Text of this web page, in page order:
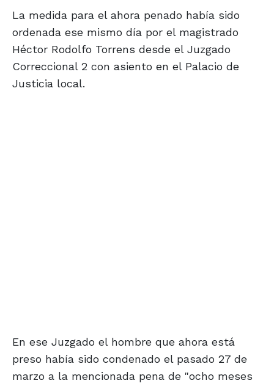
La medida para el ahora penado había sido
ordenada ese mismo día por el magistrado
Héctor Rodolfo Torrens desde el Juzgado
Correccional 2 con asiento en el Palacio de
Justicia local.
En ese Juzgado el hombre que ahora está
preso había sido condenado el pasado 27 de
marzo a la mencionada pena de "ocho meses